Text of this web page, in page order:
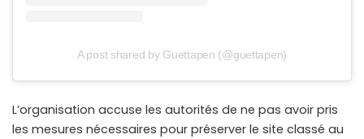
A post shared by Guettapen (@guettapen)
L’organisation accuse les autorités de ne pas avoir pris
les mesures nécessaires pour préserver le site classé au